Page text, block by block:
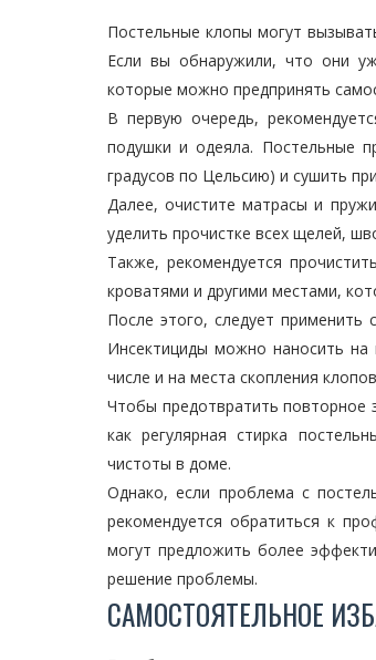
Постельные клопы могут
Если вы обнаружили, что они
которые можно предпринять
В первую очередь,
подушки и одеяла. Постельные
градусов по Цельсию) и сушить
Далее, очистите матрасы и
уделить прочистке всех щелей,
Также, рекомендуется
кроватями и другими местами,
После этого, следует применить
Инсектициды можно наносить
числе и на места скопления
Чтобы предотвратить повторное
как регулярная стирка
чистоты в доме.
Однако, если проблема с
рекомендуется обратиться к
могут предложить более
решение проблемы.
САМОСТОЯТЕЛЬНОЕ